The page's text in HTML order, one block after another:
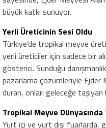
büyük katkı sunuyor.
Yerli Üreticinin Sesi Oldu
Türkiye’de tropikal meyve
yerli üreticiler için sadece bir
gösterici. Sunduğu
pazarlama çözümleriyle Ejder
duran, onları geleceğe
Tropikal Meyve
Yurt içi ve yurt dışı